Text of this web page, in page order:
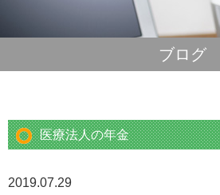
ブログ
医療法人の年金
2019.07.29